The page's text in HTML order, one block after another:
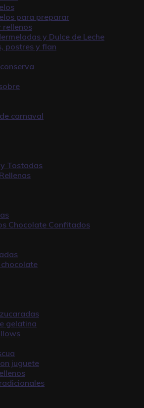
para preparar
rellenos
y Dulce de Leche
postres y flan
carnaval
Tostadas
Chocolate Confitados
gelatina
juguete